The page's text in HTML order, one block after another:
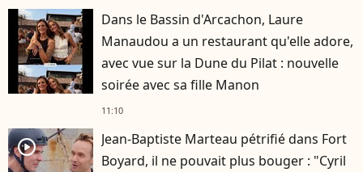
Dans le Bassin d'Arcachon, Laure
Manaudou a un restaurant qu'elle adore,
avec vue sur la Dune du Pilat : nouvelle
soirée avec sa fille Manon
11:10
player2
Jean-Baptiste Marteau pétrifié dans Fort
Boyard, il ne pouvait plus bouger : "Cyril